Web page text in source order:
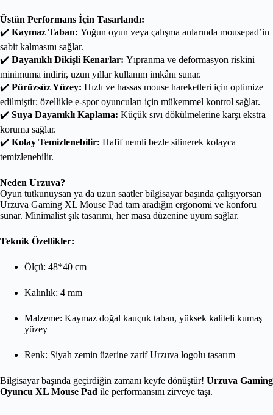
Üstün Performans İçin Tasarlandı:
✔️ Kaymaz Taban: Yoğun oyun veya çalışma anlarında mousepad’in
sabit kalmasını sağlar.
✔️ Dayanıklı Dikişli Kenarlar: Yıpranma ve deformasyon riskini
minimuma indirir, uzun yıllar kullanım imkânı sunar.
✔️ Pürüzsüz Yüzey: Hızlı ve hassas mouse hareketleri için optimize
edilmiştir; özellikle e-spor oyuncuları için mükemmel kontrol sağlar.
✔️ Suya Dayanıklı Kaplama: Küçük sıvı dökülmelerine karşı ekstra
koruma sağlar.
✔️ Kolay Temizlenebilir: Hafif nemli bezle silinerek kolayca
temizlenebilir.
Neden Urzuva?
Oyun tutkunuysan ya da uzun saatler bilgisayar başında çalışıyorsan
Urzuva Gaming XL Mouse Pad tam aradığın ergonomi ve konforu
sunar. Minimalist şık tasarımı, her masa düzenine uyum sağlar.
Teknik Özellikler:
Ölçü: 48*40 cm
Kalınlık: 4 mm
Malzeme: Kaymaz doğal kauçuk taban, yüksek kaliteli kumaş
yüzey
Renk: Siyah zemin üzerine zarif Urzuva logolu tasarım
Bilgisayar başında geçirdiğin zamanı keyfe dönüştür! Urzuva Gaming
Oyuncu XL Mouse Pad ile performansını zirveye taşı.